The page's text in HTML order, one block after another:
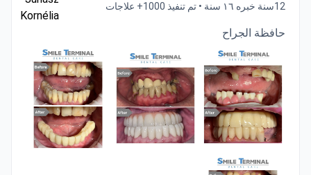
12سنة خبره ١٦ سنة • تم تنفيذ 1000+ علاجات
حافظة الجراح